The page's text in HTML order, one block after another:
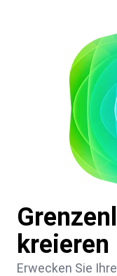
kreieren
Erwecken Sie